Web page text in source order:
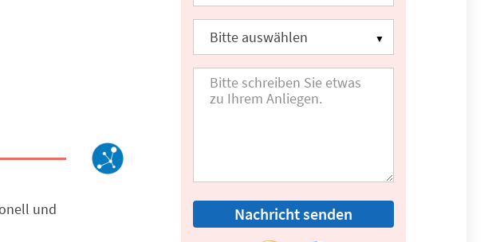
und
Nachricht senden